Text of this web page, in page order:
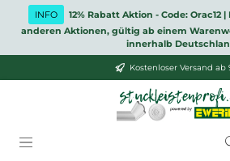
Zum Hauptinhalt springen
INFO
12% Rabatt Aktion - Code:
anderen Aktionen, gültig ab einem
innerhalb
Kostenloser Versand ab